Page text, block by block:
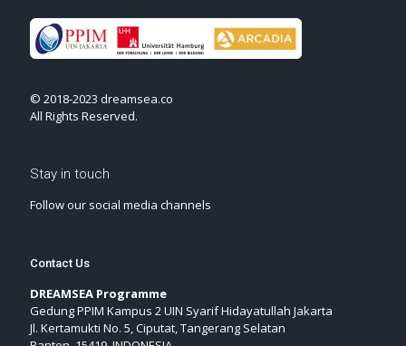
© 2018-2023 dreamsea.co
All Rights Reserved.
Stay in touch
Follow our social media channels
Contact Us
DREAMSEA Programme
Gedung PPIM Kampus 2 UIN Syarif Hidayatullah Jakarta
Jl. Kertamukti No. 5, Ciputat, Tangerang Selatan